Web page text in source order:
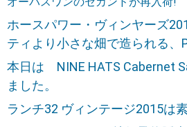
ホースパワー・ヴィンヤーズ
ティより小さな畑で造られる、
本日は NINE HATS Cabernet
ました。
ランチ32 ヴィンテージ2015は